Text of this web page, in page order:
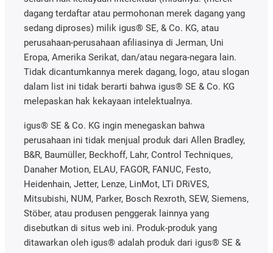
dagang terdaftar atau permohonan merek dagang yang
sedang diproses) milik igus® SE, & Co. KG, atau
perusahaan-perusahaan afiliasinya di Jerman, Uni
Eropa, Amerika Serikat, dan/atau negara-negara lain.
Tidak dicantumkannya merek dagang, logo, atau slogan
dalam list ini tidak berarti bahwa igus® SE & Co. KG
melepaskan hak kekayaan intelektualnya.
igus® SE & Co. KG ingin menegaskan bahwa
perusahaan ini tidak menjual produk dari Allen Bradley,
B&R, Baumüller, Beckhoff, Lahr, Control Techniques,
Danaher Motion, ELAU, FAGOR, FANUC, Festo,
Heidenhain, Jetter, Lenze, LinMot, LTi DRiVES,
Mitsubishi, NUM, Parker, Bosch Rexroth, SEW, Siemens,
Stöber, atau produsen penggerak lainnya yang
disebutkan di situs web ini. Produk-produk yang
ditawarkan oleh igus® adalah produk dari igus® SE &